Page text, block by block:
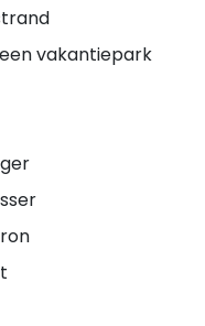
vakantiepark